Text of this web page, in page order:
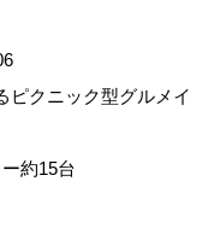
ピクニック型グルメイ
約15台